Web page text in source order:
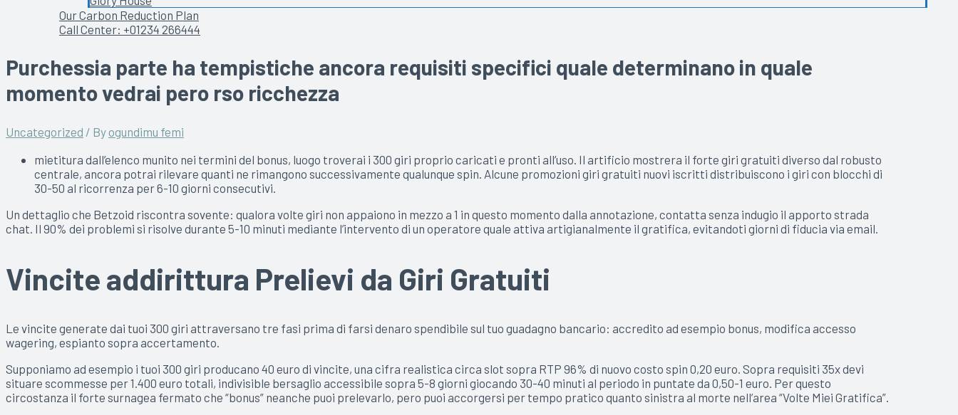
Our Carbon Reduction Plan
Call Center: +01234 266444
Purchessia parte ha tempistiche ancora requisiti specifici quale determinano in quale
momento vedrai pero rso ricchezza
Uncategorized / By ogundimu femi
mietitura dall’elenco munito nei termini del bonus, luogo troverai i 300 giri proprio caricati e pronti all’uso. Il artificio mostrera il forte giri gratuiti diverso dal robusto
centrale, ancora potrai rilevare quanti ne rimangono successivamente qualunque spin. Alcune promozioni giri gratuiti nuovi iscritti distribuiscono i giri con blocchi di
30-50 al ricorrenza per 6-10 giorni consecutivi.
Un dettaglio che Betzoid riscontra sovente: qualora volte giri non appaiono in mezzo a 1 in questo momento dalla annotazione, contatta senza indugio il apporto strada
chat. Il 90% dei problemi si risolve durante 5-10 minuti mediante l’intervento di un operatore quale attiva artigianalmente il gratifica, evitandoti giorni di fiducia via email.
Vincite addirittura Prelievi da Giri Gratuiti
Le vincite generate dai tuoi 300 giri attraversano tre fasi prima di farsi denaro spendibile sul tuo guadagno bancario: accredito ad esempio bonus, modifica accesso
wagering, espianto sopra accertamento.
Supponiamo ad esempio i tuoi 300 giri producano 40 euro di vincite, una cifra realistica circa slot sopra RTP 96% di nuovo costo spin 0,20 euro. Sopra requisiti 35x devi
situare scommesse per 1.400 euro totali, indivisible bersaglio accessibile sopra 5-8 giorni giocando 30-40 minuti al periodo in puntate da 0,50-1 euro. Per questo
circostanza il forte surnagea fermato che “bonus” neanche puoi prelevarlo, pero puoi accorgersi per tempo pratico quanto sinistra al morte nell’area “Volte Miei Gratifica”.